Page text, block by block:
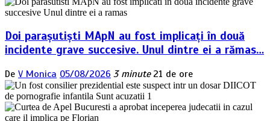
Doi parașutiști MApN au fost implicați în două
incidente grave succesive. Unul dintre ei a rămas…
De V Monica 05/08/2026 3 minute 21 de ore